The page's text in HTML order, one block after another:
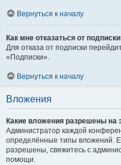
Вернуться к началу
Как мне отказаться от
Для отказа от подписки
«Подписки».
Вернуться к началу
Вложения
Какие вложения разрешены на
Администратор каждой
определённые типы вложений.
разрешены, свяжитесь с
помощи.